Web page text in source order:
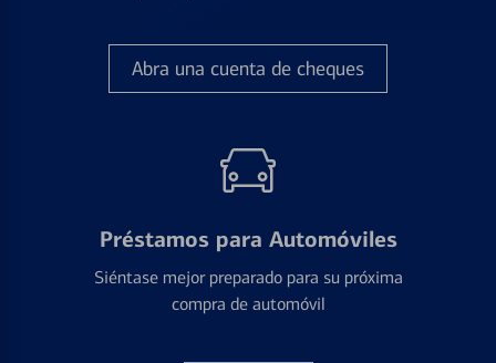
Abra una cuenta de cheques
Préstamos para Automóviles
Siéntase mejor preparado para su próxima
compra de automóvil